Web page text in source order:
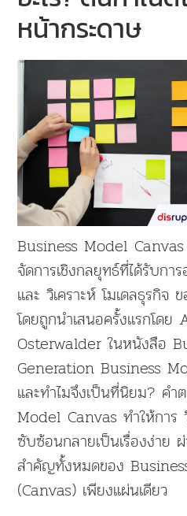
หน้ากระดาษ
Business Model
จัดการเชิงกลยุทธ์ที่ได้รับก
และ วิเคราะห์ โมเดลธุรกิจ
โดยถูกนำเสนอครั้งแรกโด
Osterwalder ในหนังสือ
Generation Business
และทำไมจึงเป็นที่นิยม? ค
Model Canvas ทำให้การ
ซับซ้อนกลายเป็นเรื่องง่าย
สำคัญทั้งหมดของ
(Canvas) เพียงแผ่นเดียว